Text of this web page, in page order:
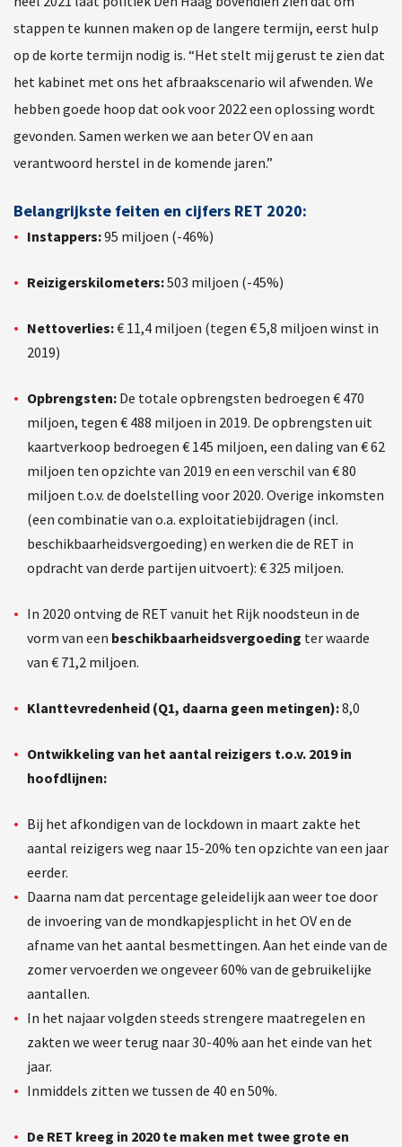
stappen te kunnen maken op de langere termijn, eerst hulp
op de korte termijn nodig is. “Het stelt mij gerust te zien dat
het kabinet met ons het afbraakscenario wil afwenden. We
hebben goede hoop dat ook voor 2022 een oplossing wordt
gevonden. Samen werken we aan beter OV en aan
verantwoord herstel in de komende jaren.”
Belangrijkste feiten en cijfers RET 2020:
Instappers:95 miljoen (-46%)
Reizigerskilometers:503 miljoen (-45%)
Nettoverlies:€ 11,4 miljoen (tegen € 5,8 miljoen winst in
2019)
Opbrengsten: De totale opbrengsten bedroegen € 470
miljoen, tegen € 488 miljoen in 2019. De opbrengsten uit
kaartverkoop bedroegen € 145 miljoen, een daling van € 62
miljoen ten opzichte van 2019 en een verschil van € 80
miljoen t.o.v. de doelstelling voor 2020. Overige inkomsten
(een combinatie van o.a. exploitatiebijdragen (incl.
beschikbaarheidsvergoeding) en werken die de RET in
opdracht van derde partijen uitvoert): € 325 miljoen.
In 2020 ontving de RET vanuit het Rijk noodsteun in de
vorm van een beschikbaarheidsvergoeding ter waarde
van € 71,2 miljoen.
Klanttevredenheid (Q1, daarna geen metingen):8,0
Ontwikkeling van het aantal reizigers t.o.v. 2019 in
hoofdlijnen:
Bij het afkondigen van de lockdown in maart zakte het
aantal reizigers weg naar 15-20% ten opzichte van een jaar
eerder.
Daarna nam dat percentage geleidelijk aan weer toe door
de invoering van de mondkapjesplicht in het OV en de
afname van het aantal besmettingen. Aan het einde van de
zomer vervoerden we ongeveer 60% van de gebruikelijke
aantallen.
In het najaar volgden steeds strengere maatregelen en
zakten we weer terug naar 30-40% aan het einde van het
jaar.
Inmiddels zitten we tussen de 40 en 50%.
De RET kreeg in 2020 te maken met twee grote en